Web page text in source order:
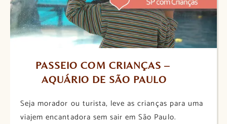
PASSEIO COM CRIANÇAS –
AQUÁRIO DE SÃO PAULO
Seja morador ou turista, leve as crianças para uma
viajem encantadora sem sair em São Paulo.